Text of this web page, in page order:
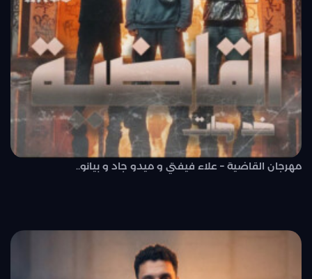
مهرجان القاضية – علاء فيفتي و ميدو جاد و بيانو..